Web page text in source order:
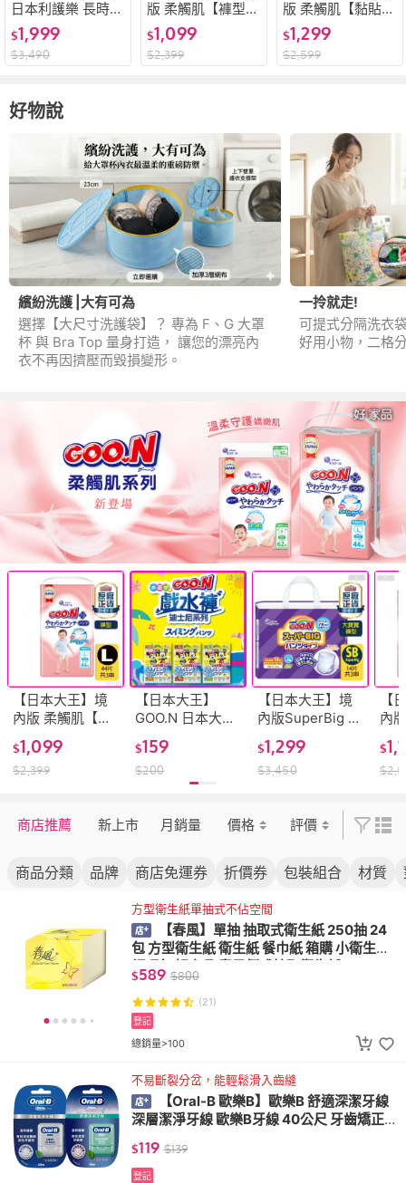
日本利護樂 長時間
安心 薄型復健褲 M
20片*6串/箱 好家
品
$1,999
$3,490
版 柔觸肌【褲型】
紙尿布 L44片x3
串/箱 Goo.N plus
尿布 尿褲 好家品
$1,099
$2,399
版 柔觸肌【黏貼
型】紙尿布 M52片
x4串/箱 Goo.N pl
us 尿布 尿褲 好家
$1,299
$2,599
好物說
繽紛洗護 |大有可為
選擇【大尺寸洗護袋】？ 專為 F、G 大罩
杯 與 Bra Top 量身打造， 讓您的漂亮內
衣不再因擠壓而毀損變形。
一拎就走!
可提式分隔洗衣
好用小物，二格
【日本大王】境
內版 柔觸肌【褲
型】紙尿布 L44
片x3串/箱 Goo.N
plus 尿布 尿褲 好
$1,099
$2,399
【日本大王】
GOO.N 日本大王
戲水褲 游泳尿布
褲 1包4片組
$159
$200
【日本大王】境
內版SuperBig 褲
型 14片x3串/箱
SB 3XL 大寶寶
跳跳褲 尿褲 紙尿
$1,299
$3,450
【
內
貼
$
$
商店推薦 新上市 月銷量 價格 評價
商品分類 品牌 商店免運券 折價券 包裝組合 材質
方型衛生紙單抽式不佔空間
【春風】單抽 抽取式衛生紙 250抽 24
包 方型衛生紙 衛生紙 餐巾紙 箱購 小衛生紙
$589 $800
(21)
總銷量>100
登記
不易斷裂分岔，能輕鬆滑入齒縫
【Oral-B 歐樂B】歐樂B 舒適深潔牙線
深層潔淨牙線 歐樂B牙線 40公尺 牙齒矯正 G
$119 $139
登記